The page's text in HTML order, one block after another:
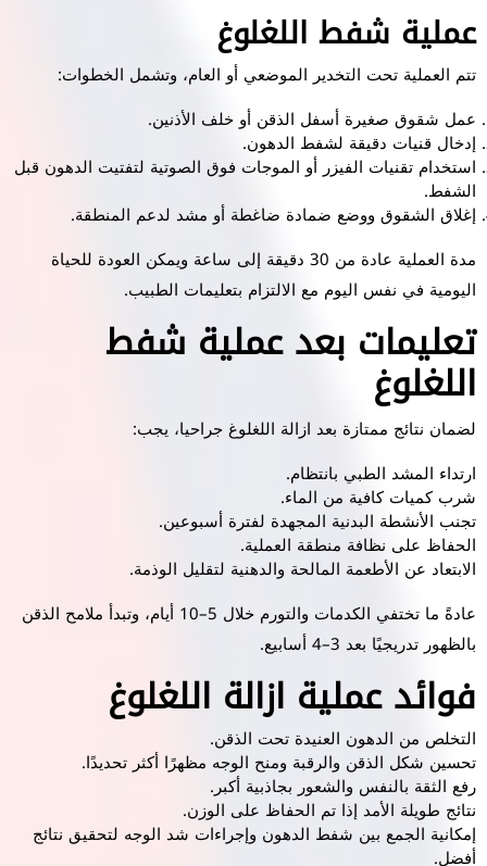
عملية شفط اللغلوغ
تتم العملية تحت التخدير الموضعي أو العام، وتشمل الخطوات:
عمل شقوق صغيرة أسفل الذقن أو خلف الأذنين.
إدخال قنيات دقيقة لشفط الدهون.
استخدام تقنيات الفيزر أو الموجات فوق الصوتية لتفتيت الدهون قبل
الشفط.
إغلاق الشقوق ووضع ضمادة ضاغطة أو مشد لدعم المنطقة.
مدة العملية عادة من 30 دقيقة إلى ساعة ويمكن العودة للحياة
اليومية في نفس اليوم مع الالتزام بتعليمات الطبيب.
تعليمات بعد عملية شفط
اللغلوغ
لضمان نتائج ممتازة بعد ازالة اللغلوغ جراحيا، يجب:
ارتداء المشد الطبي بانتظام.
شرب كميات كافية من الماء.
تجنب الأنشطة البدنية المجهدة لفترة أسبوعين.
الحفاظ على نظافة منطقة العملية.
الابتعاد عن الأطعمة المالحة والدهنية لتقليل الوذمة.
عادةً ما تختفي الكدمات والتورم خلال 5–10 أيام، وتبدأ ملامح الذقن
بالظهور تدريجيًا بعد 3–4 أسابيع.
فوائد عملية ازالة اللغلوغ
التخلص من الدهون العنيدة تحت الذقن.
تحسين شكل الذقن والرقبة ومنح الوجه مظهرًا أكثر تحديدًا.
رفع الثقة بالنفس والشعور بجاذبية أكبر.
نتائج طويلة الأمد إذا تم الحفاظ على الوزن.
إمكانية الجمع بين شفط الدهون وإجراءات شد الوجه لتحقيق نتائج
أفضل.